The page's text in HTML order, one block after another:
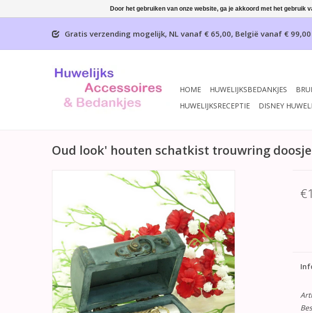
Gratis verzending mogelijk, NL vanaf € 65,00, België vanaf € 99,00
HOME HUWELIJKSBEDANKJES
HUWELIJKSRECEPTIE
DISNEY
Oud look' houten schatkist trouwring doosje
Door het gebruiken van onze website, ga je akkoord met het gebruik